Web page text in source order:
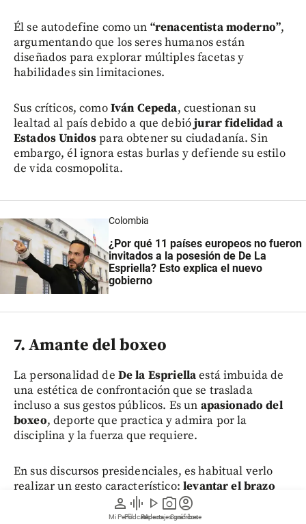
person
Mi Perfil
graphic_eq
Pódcast
play_arrow
Videos
photo_camera
Reportajes gráficos
account_circle
Suscríbete
Él se autodefine como un “renacentista moderno”,
argumentando que los seres humanos están
diseñados para explorar múltiples facetas y
habilidades sin limitaciones.
Sus críticos, comoIván Cepeda, cuestionan su
lealtad al país debido a que debiójurar fidelidad a
Estados Unidospara obtener su ciudadanía. Sin
embargo, él ignora estas burlas y defiende su estilo
de vida cosmopolita.
Colombia
¿Por qué 11 países europeos no fueron
invitados a la posesión de De La
Espriella? Esto explica el nuevo
gobierno
7. Amante del boxeo
La personalidad de De la Espriellaestá imbuida de
una estética de confrontación que se traslada
incluso a sus gestos públicos. Es un apasionado del
boxeo, deporte que practica y admira por la
disciplina y la fuerza que requiere.
En sus discursos presidenciales, es habitual verlo
realizar un gesto característico:levantar el brazo
con el puño cerradoen una postura que recuerda la
preparación para un golpe.